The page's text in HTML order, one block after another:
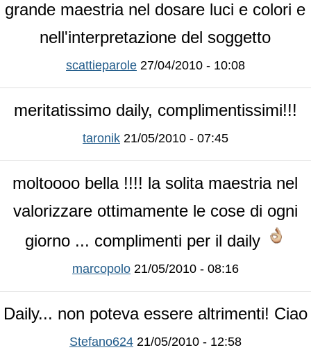
grande maestria nel dosare luci e colori e
nell'interpretazione del soggetto
scattieparole 27/04/2010 - 10:08
meritatissimo daily, complimentissimi!!!
taronik 21/05/2010 - 07:45
moltoooo bella !!!! la solita maestria nel
valorizzare ottimamente le cose di ogni
giorno ... complimenti per il daily
marcopolo 21/05/2010 - 08:16
Daily... non poteva essere altrimenti! Ciao
Stefano624 21/05/2010 - 12:58